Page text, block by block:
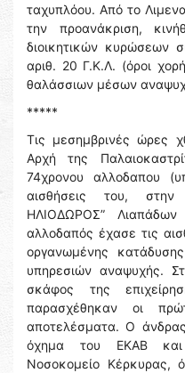
ταχυπλόου. Από το
την προανάκριση,
διοικητικών κυρώσεων
αριθ. 20 Γ.Κ.Λ. (όροι
θαλάσσιων μέσων
*****
Τις μεσημβρινές ώρες
Αρχή της
74χρονου αλλοδαπου
αισθήσεις του, στην
ΗΛΙΟΔΩΡΟΣ”
αλλοδαπός έχασε τις
οργανωμένης
υπηρεσιών αναψυχής.
σκάφος της
παρασχέθηκαν οι
αποτελέσματα. Ο
όχημα του ΕΚΑΒ και
Νοσοκομείο Κέρκυρας,